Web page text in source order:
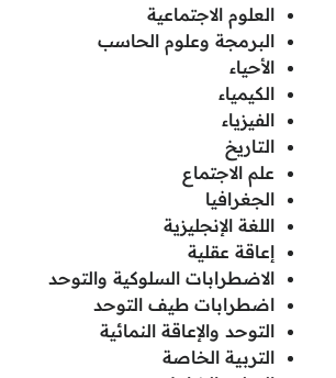
العلوم الاجتماعية
البرمجة وعلوم الحاسب
الأحياء
الكيمياء
الفيزياء
التاريخ
علم الاجتماع
الجغرافيا
اللغة الإنجليزية
إعاقة عقلية
الاضطرابات السلوكية والتوحد
اضطرابات طيف التوحد
التوحد والإعاقة النمائية
التربية الخاصة